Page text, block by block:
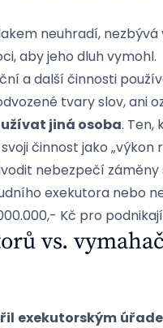
neuhradí,
aby jeho dluh vymohl.
a další činnosti
tvary slov,
jiná osoba. Ten,
činnost jako „výkon
nebezpečí
exekutora nebo
Kč pro
vs.
exekutorským